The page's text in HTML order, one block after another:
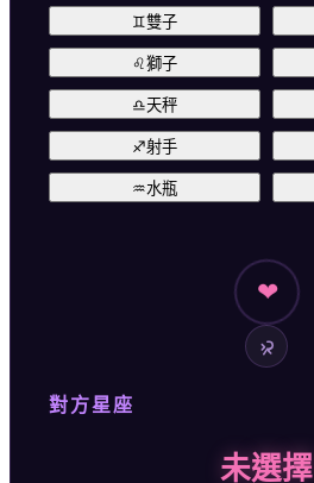
♊雙子
♌獅子
♎天秤
♐射手
♒水瓶
❤
對方星座
未選擇